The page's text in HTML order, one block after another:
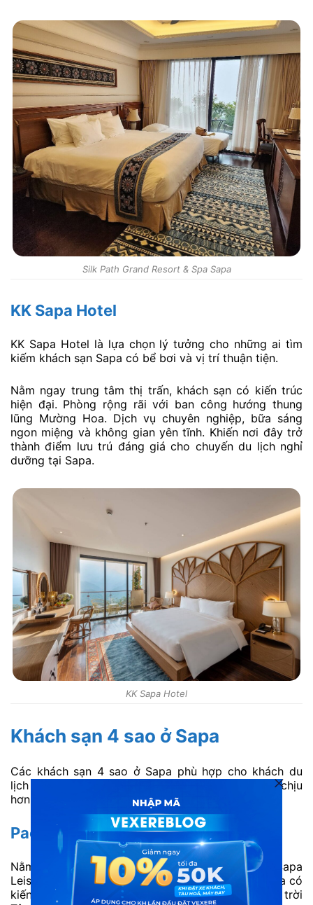
Silk Path Grand Resort & Spa Sapa
KK Sapa Hotel
KK Sapa Hotel là lựa chọn lý tưởng cho những ai tìm
kiếm khách sạn Sapa có bể bơi và vị trí thuận tiện.
Nằm ngay trung tâm thị trấn, khách sạn có kiến trúc
hiện đại. Phòng rộng rãi với ban công hướng thung
lũng Mường Hoa. Dịch vụ chuyên nghiệp, bữa sáng
ngon miệng và không gian yên tĩnh. Khiến nơi đây trở
thành điểm lưu trú đáng giá cho chuyến du lịch nghỉ
dưỡng tại Sapa.
KK Sapa Hotel
Khách sạn 4 sao ở Sapa
Các khách sạn 4 sao ở Sapa phù hợp cho khách du
lịch muốn trải nghiệm chất lượng tốt nhưng giá dễ chịu
hơn nhóm 5 sao.
Pao’s Sapa Leisure Hotel
Nằm bên sườn thung lũng Mường Hoa, Pao’s Sapa
Leisure Hotel là một trong những khách sạn ở Sapa có
kiến trúc uốn cong độc đáo. Hòa mình giữa mây trời